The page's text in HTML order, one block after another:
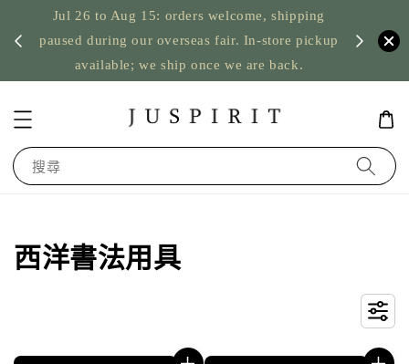
Jul 26 to Aug 15: orders welcome, shipping
paused during our overseas fair. In-store pickup
available; we ship once we are back.
US
搜尋
西洋書法用具